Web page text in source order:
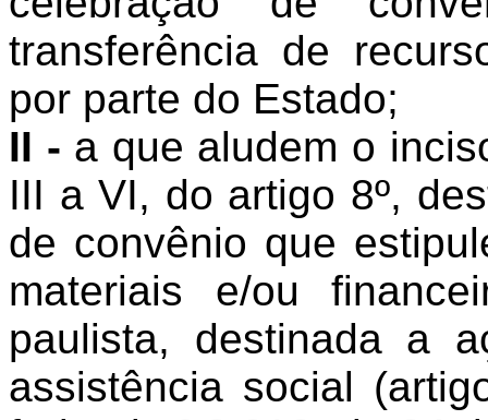
transferência de
por parte do Estado;
II - a que aludem o
III a VI, do artigo 8º,
de convênio que
materiais e/ou
paulista, destinada a
assistência social